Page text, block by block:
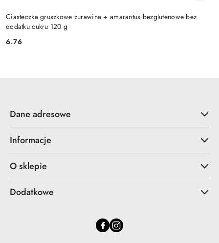
Ciasteczka gruszkowe żurawina + amarantus bezglutenowe bez
dodatku cukru 120 g
Cena:
6.76
Dane adresowe
Informacje
O sklepie
Dodatkowe